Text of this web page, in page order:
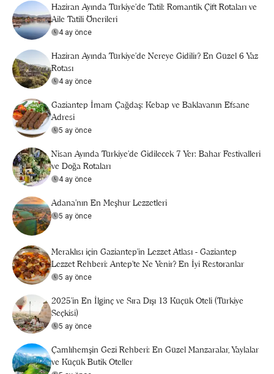
Haziran Ayında Türkiye’de Tatil: Romantik Çift Rotaları ve
Aile Tatili Önerileri
4 ay önce
Haziran Ayında Türkiye’de Nereye Gidilir? En Güzel 6 Yaz
Rotası
4 ay önce
Gaziantep İmam Çağdaş: Kebap ve Baklavanın Efsane
Adresi
5 ay önce
Nisan Ayında Türkiye’de Gidilecek 7 Yer: Bahar Festivalleri
ve Doğa Rotaları
4 ay önce
Adana'nın En Meşhur Lezzetleri
5 ay önce
Meraklısı için Gaziantep'in Lezzet Atlası - Gaziantep
Lezzet Rehberi: Antep’te Ne Yenir? En İyi Restoranlar
5 ay önce
2025’in En İlginç ve Sıra Dışı 13 Küçük Oteli (Türkiye
Seçkisi)
5 ay önce
Çamlıhemşin Gezi Rehberi: En Güzel Manzaralar, Yaylalar
ve Küçük Butik Oteller